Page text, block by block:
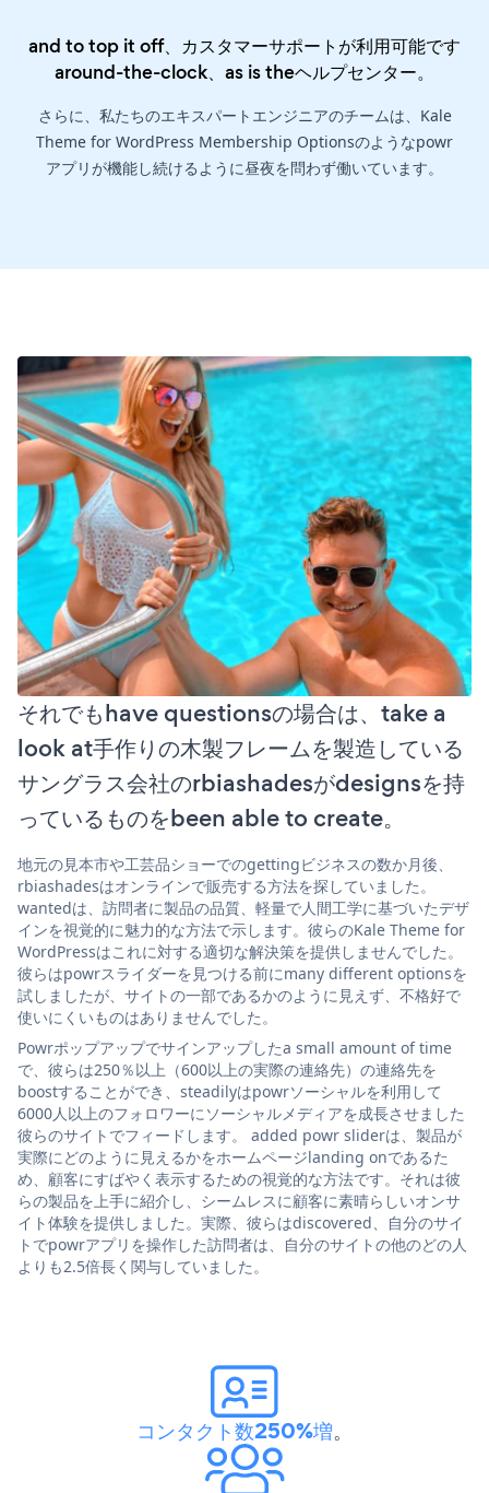
and to top it off、カスタマーサポートが利用可能です
around-the-clock、as is theヘルプセンター。
さらに、私たちのエキスパートエンジニアのチームは、Kale
Theme for WordPress Membership Optionsのようなpowr
アプリが機能し続けるように昼夜を問わず働いています。
それでもhave questionsの場合は、take a
look at手作りの木製フレームを製造している
サングラス会社のrbiashadesがdesignsを持
っているものをbeen able to create。
地元の見本市や工芸品ショーでのgettingビジネスの数か月後、
rbiashadesはオンラインで販売する方法を探していました。
wantedは、訪問者に製品の品質、軽量で人間工学に基づいたデザ
インを視覚的に魅力的な方法で示します。彼らのKale Theme for
WordPressはこれに対する適切な解決策を提供しませんでした。
彼らはpowrスライダーを見つける前にmany different optionsを
試しましたが、サイトの一部であるかのように見えず、不格好で
使いにくいものはありませんでした。
Powrポップアップでサインアップしたa small amount of time
で、彼らは250％以上（600以上の実際の連絡先）の連絡先を
boostすることができ、steadilyはpowrソーシャルを利用して
6000人以上のフォロワーにソーシャルメディアを成長させました
彼らのサイトでフィードします。 added powr sliderは、製品が
実際にどのように見えるかをホームページlanding onであるた
め、顧客にすばやく表示するための視覚的な方法です。それは彼
らの製品を上手に紹介し、シームレスに顧客に素晴らしいオンサ
イト体験を提供しました。実際、彼らはdiscovered、自分のサイ
トでpowrアプリを操作した訪問者は、自分のサイトの他のどの人
よりも2.5倍長く関与していました。
コンタクト数250%増。